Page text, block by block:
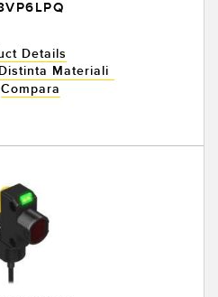
Details
Materiali
Compara